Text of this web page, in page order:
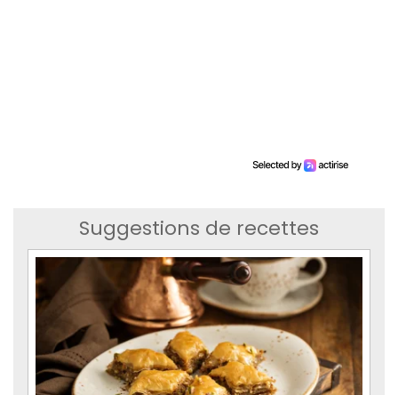
Suggestions de recettes